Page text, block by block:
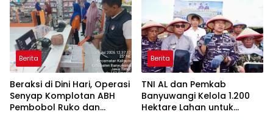
Berita
Beraksi di Dini Hari, Operasi
Senyap Komplotan ABH
Pembobol Ruko dan
Berita
TNI AL dan Pemkab
Banyuwangi Kelola 1.200
Hektare Lahan untuk